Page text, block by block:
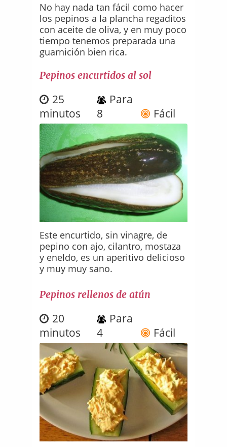
No hay nada tan fácil como hacer
los pepinos a la plancha regaditos
con aceite de oliva, y en muy poco
tiempo tenemos preparada una
guarnición bien rica.
Pepinos encurtidos al sol
25
minutos
Para
8
Fácil
Este encurtido, sin vinagre, de
pepino con ajo, cilantro, mostaza
y eneldo, es un aperitivo delicioso
y muy muy sano.
Pepinos rellenos de atún
20
minutos
Para
4
Fácil